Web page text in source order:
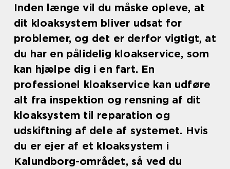
Inden længe vil du måske opleve, at
dit kloaksystem bliver udsat for
problemer, og det er derfor vigtigt, at
du har en pålidelig kloakservice, som
kan hjælpe dig i en fart. En
professionel kloakservice kan udføre
alt fra inspektion og rensning af dit
kloaksystem til reparation og
udskiftning af dele af systemet. Hvis
du er ejer af et kloaksystem i
Kalundborg-området, så ved du